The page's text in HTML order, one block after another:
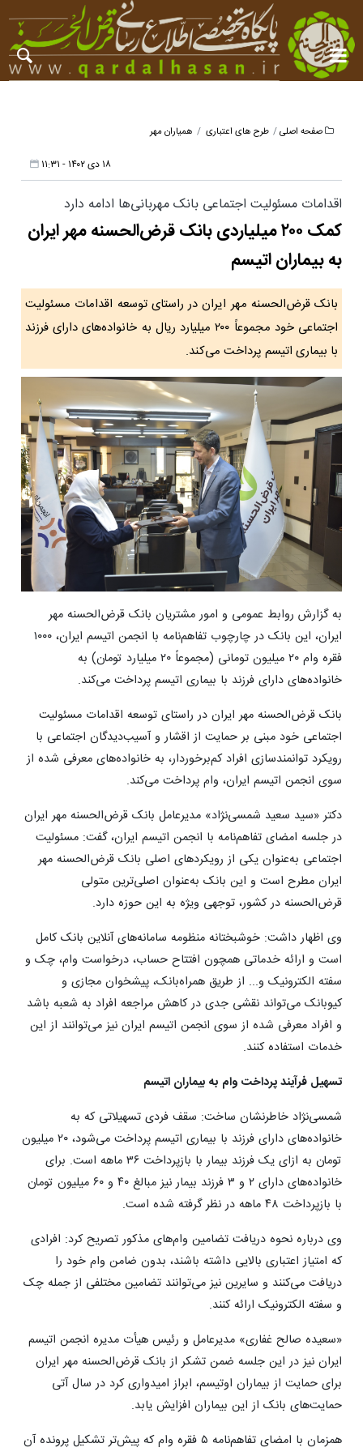
صفحه اصلی طرح های اعتباری همیاران مهر
۱۸ دی ۱۴۰۲ - ۱۱:۳۱
اقدامات مسئولیت اجتماعی بانک مهربانی‌ها ادامه دارد
کمک ۲۰۰ میلیاردی بانک قرض‌الحسنه مهر ایران
به بیماران اتیسم
بانک قرض‌الحسنه مهر ایران در راستای توسعه اقدامات مسئولیت
اجتماعی خود مجموعاً ۲۰۰ میلیارد ریال به خانواده‌های دارای فرزند
با بیماری اتیسم پرداخت می‌کند.
به گزارش روابط عمومی و امور مشتریان بانک قرض‌الحسنه مهر
ایران، این بانک در چارچوب تفاهم‌نامه با انجمن اتیسم ایران، ۱۰۰۰
فقره وام ۲۰ میلیون تومانی (مجموعاً ۲۰ میلیارد تومان) به
خانواده‌های دارای فرزند با بیماری اتیسم پرداخت می‌کند.
بانک قرض‌الحسنه مهر ایران در راستای توسعه اقدامات مسئولیت
اجتماعی خود مبنی بر حمایت از اقشار و آسیب‌دیدگان اجتماعی با
رویکرد توانمندسازی افراد کم‌برخوردار، به خانواده‌های معرفی شده از
سوی انجمن اتیسم ایران، وام پرداخت می‌کند.
دکتر «سید سعید شمسی‌نژاد» مدیرعامل بانک قرض‌الحسنه مهر ایران
در جلسه امضای تفاهم‌نامه با انجمن اتیسم ایران، گفت: مسئولیت
اجتماعی به‌عنوان یکی از رویکردهای اصلی بانک قرض‌الحسنه مهر
ایران مطرح است و این بانک به‌عنوان اصلی‌ترین متولی
قرض‌الحسنه در کشور، توجهی ویژه به این حوزه دارد.
وی اظهار داشت: خوشبختانه منظومه سامانه‌های آنلاین بانک کامل
است و ارائه خدماتی همچون افتتاح حساب، درخواست وام، چک و
سفته الکترونیک و... از طریق همراه‌بانک، پیشخوان مجازی و
کیوبانک می‌تواند نقشی جدی در کاهش مراجعه افراد به شعبه باشد
و افراد معرفی شده از سوی انجمن اتیسم ایران نیز می‌توانند از این
خدمات استفاده کنند.
تسهیل فرآیند پرداخت وام به بیماران اتیسم
شمسی‌نژاد خاطرنشان ساخت: سقف فردی تسهیلاتی که به
خانواده‌های دارای فرزند با بیماری اتیسم پرداخت می‌شود، ۲۰ میلیون
تومان به ازای یک فرزند بیمار با بازپرداخت ۳۶ ماهه است. برای
خانواده‌های دارای ۲ و ۳ فرزند بیمار نیز مبالغ ۴۰ و ۶۰ میلیون تومان
با بازپرداخت ۴۸ ماهه در نظر گرفته شده است.
وی درباره نحوه دریافت تضامین وام‌های مذکور تصریح کرد: افرادی
که امتیاز اعتباری بالایی داشته باشند، بدون ضامن وام خود را
دریافت می‌کنند و سایرین نیز می‌توانند تضامین مختلفی از جمله چک
و سفته الکترونیک ارائه کنند.
«سعیده صالح غفاری» مدیرعامل و رئیس هیأت مدیره انجمن اتیسم
ایران نیز در این جلسه ضمن تشکر از بانک قرض‌الحسنه مهر ایران
برای حمایت از بیماران اوتیسم، ابراز امیدواری کرد در سال آتی
حمایت‌های بانک از این بیماران افزایش یابد.
همزمان با امضای تفاهم‌نامه ۵ فقره وام که پیش‌تر تشکیل پرونده آن